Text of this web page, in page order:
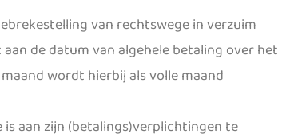
van rechtswege in verzuim
de datum van algehele betaling over het
wordt hierbij als volle maand
aan zijn (betalings)verplichtingen te